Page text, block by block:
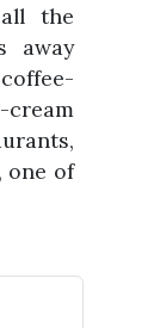
the
away
one of